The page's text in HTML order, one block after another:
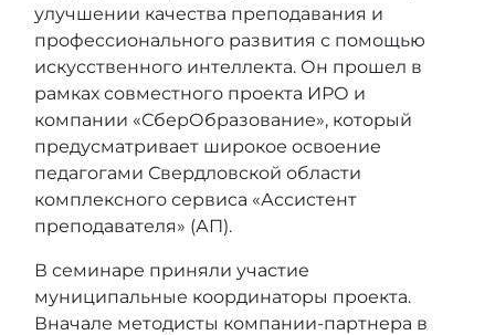
улучшении качества преподавания и
профессионального развития с помощью
искусственного интеллекта. Он прошел в
рамках совместного проекта ИРО и
компании «СберОбразование», который
предусматривает широкое освоение
педагогами Свердловской области
комплексного сервиса «Ассистент
преподавателя» (АП).
В семинаре приняли участие
муниципальные координаторы проекта.
Вначале методисты компании-партнера в